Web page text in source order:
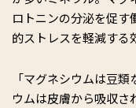
ロトニンの分泌を促
的ストレスを軽減する
「マグネシウムは豆
ウムは皮膚から吸収さ